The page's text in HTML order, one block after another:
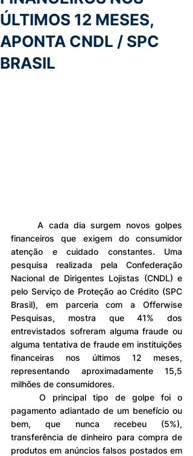
ÚLTIMOS 12 MESES,
APONTA CNDL / SPC
BRASIL
	A cada dia surgem novos golpes
financeiros que exigem do consumidor
atenção e cuidado constantes. Uma
pesquisa realizada pela Confederação
Nacional de Dirigentes Lojistas (CNDL) e
pelo Serviço de Proteção ao Crédito (SPC
Brasil), em parceria com a Offerwise
Pesquisas, mostra que 41% dos
entrevistados sofreram alguma fraude ou
alguma tentativa de fraude em instituições
financeiras nos últimos 12 meses,
representando aproximadamente 15,5
milhões de consumidores.
	O principal tipo de golpe foi o
pagamento adiantado de um benefício ou
bem, que nunca recebeu (5%),
transferência de dinheiro para compra de
produtos em anúncios falsos postados em